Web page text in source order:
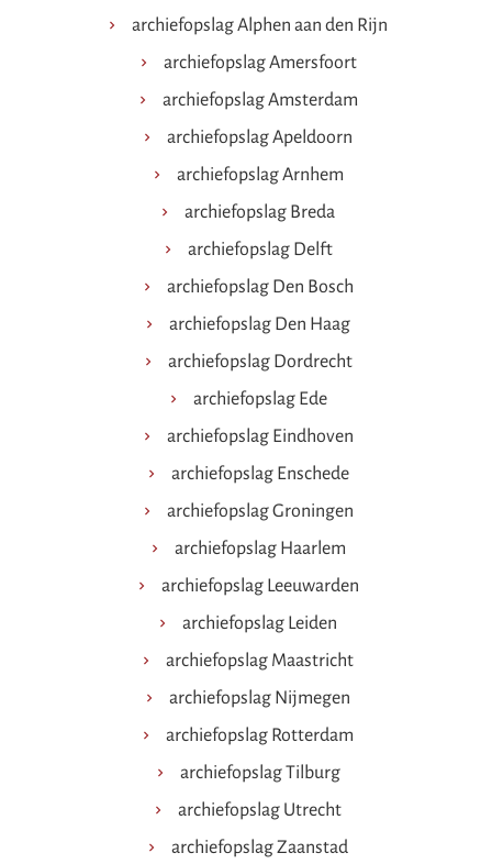
archiefopslag Alphen aan den Rijn
archiefopslag Amersfoort
archiefopslag Amsterdam
archiefopslag Apeldoorn
archiefopslag Arnhem
archiefopslag Breda
archiefopslag Delft
archiefopslag Den Bosch
archiefopslag Den Haag
archiefopslag Dordrecht
archiefopslag Ede
archiefopslag Eindhoven
archiefopslag Enschede
archiefopslag Groningen
archiefopslag Haarlem
archiefopslag Leeuwarden
archiefopslag Leiden
archiefopslag Maastricht
archiefopslag Nijmegen
archiefopslag Rotterdam
archiefopslag Tilburg
archiefopslag Utrecht
archiefopslag Zaanstad